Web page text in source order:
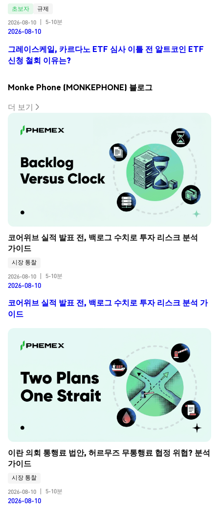
초보자
규제
2026-08-10
5-10분
2026-08-10
그레이스케일, 카르다노 ETF 심사 이틀 전 알트코인 ETF
신청 철회 이유는?
Monke Phone (MONKEPHONE) 블로그
더 보기
코어위브 실적 발표 전, 백로그 수치로 투자 리스크 분석
가이드
시장 통찰
2026-08-10
5-10분
2026-08-10
코어위브 실적 발표 전, 백로그 수치로 투자 리스크 분석 가
이드
이란 의회 통행료 법안, 허르무즈 무통행료 협정 위협? 분석
가이드
시장 통찰
2026-08-10
5-10분
2026-08-10